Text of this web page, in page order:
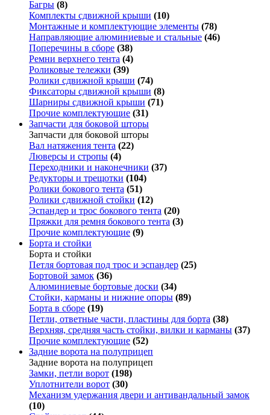
Багры (8)
Комплекты сдвижной крыши (10)
Монтажные и комплектующие элементы (78)
Направляющие алюминиевые и стальные (46)
Поперечины в сборе (38)
Ремни верхнего тента (4)
Роликовые тележки (39)
Ролики сдвижной крыши (74)
Фиксаторы сдвижной крыши (8)
Шарниры сдвижной крыши (71)
Прочие комплектующие (31)
Запчасти для боковой шторы
Запчасти для боковой шторы
Вал натяжения тента (22)
Люверсы и стропы (4)
Переходники и наконечники (37)
Редукторы и трещотки (104)
Ролики бокового тента (51)
Ролики сдвижной стойки (12)
Эспандер и трос бокового тента (20)
Пряжки для ремня бокового тента (3)
Прочие комплектующие (9)
Борта и стойки
Борта и стойки
Петля бортовая под трос и эспандер (25)
Бортовой замок (36)
Алюминиевые бортовые доски (34)
Стойки, карманы и нижние опоры (89)
Борта в сборе (19)
Петли, ответные части, пластины для борта (38)
Верхняя, средняя часть стойки, вилки и карманы (37)
Прочие комплектующие (52)
Задние ворота на полуприцеп
Задние ворота на полуприцеп
Замки, петли ворот (198)
Уплотнители ворот (30)
Механизм удержания двери и антивандальный замок
(10)